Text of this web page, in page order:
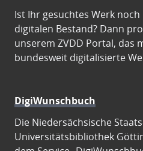
Ist Ihr gesuchtes Werk
digitalen Bestand? Dann
unserem ZVDD Portal, das
bundesweit digitalisierte
DigiWunschbuch
Die Niedersächsische
Universitätsbibliothek